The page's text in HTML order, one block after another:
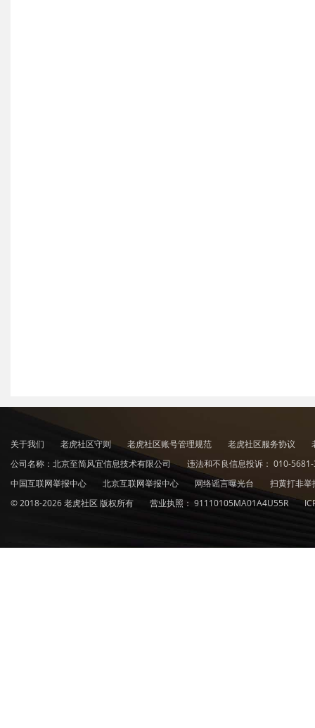
关于我们 老虎社区守则 老虎社区账号管理规范 老虎社区服务协议
公司名称：北京至简风宜信息技术有限公司
违法和不良信息投诉： 010-
中国互联网举报中心
北京互联网举报中心 网络谣言曝光台
扫黄打非
© 2018-2026 老虎社区 版权所有
营业执照： 91110105MA01A4U55R